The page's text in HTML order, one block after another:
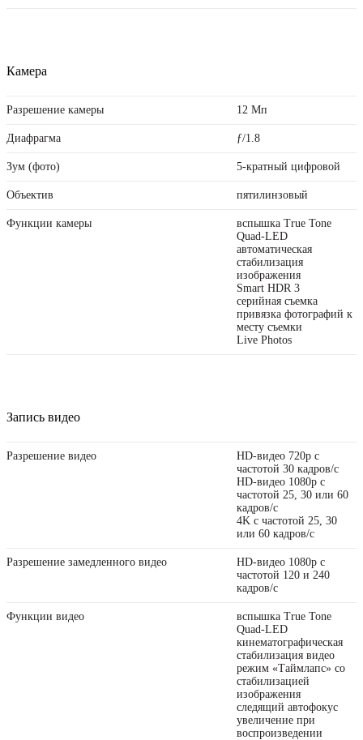
Камера
Разрешение камеры 12 Мп
Диафрагма ƒ/1.8
Зум (фото) 5-кратный цифровой
Объектив пятилинзовый
Функции камеры
вспышка True Tone
Quad-LED
автоматическая
стабилизация
изображения
Smart HDR 3
серийная съемка
привязка фотографий к
месту съемки
Live Photos
Запись видео
Разрешение видео
HD-видео 720p с
частотой 30 кадров/ с
HD-видео 1080p с
частотой 25, 30 или 60
кадров/ с
4K с частотой 25, 30
или 60 кадров/ с
Разрешение замедленного видео
HD-видео 1080р с
частотой 120 и 240
кадров/ с
Функции видео
вспышка True Tone
Quad-LED
кинематографическая
стабилизация видео
режим «Таймлапс» со
стабили­зацией
изображения
следящий автофокус
увеличение при
воспроизведении